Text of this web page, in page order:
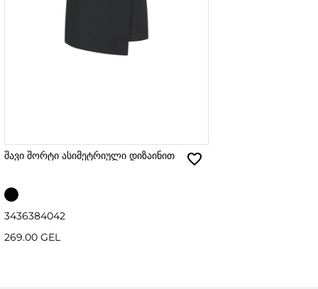
შავი შორტი ასიმეტრიული დიზაინით
3436384042
269.00 GEL